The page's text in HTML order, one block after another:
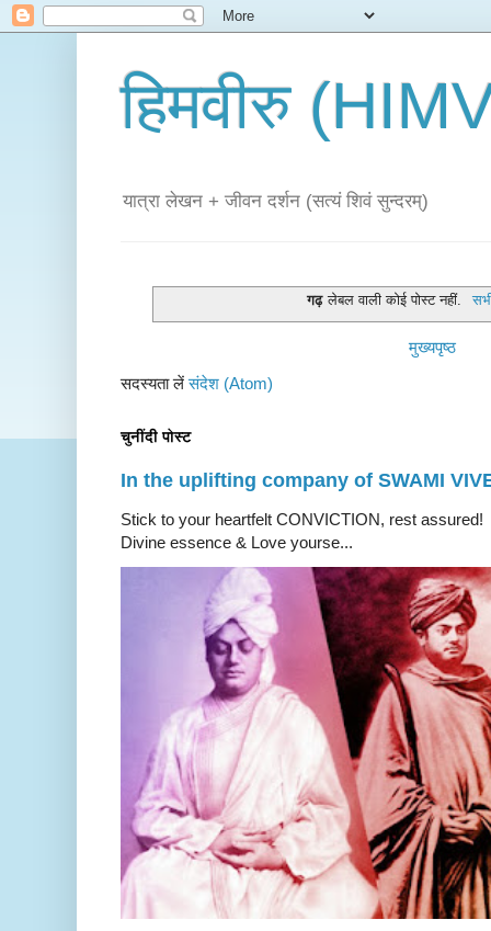
हिमवीरु
यात्रा लेखन + जीवन दर्शन (सत्यं शिवं सुन्दरम्)
गढ़ लेबल वाली कोई पोस्ट नहीं.
मुख्यपृष्ठ
सदस्यता लेंसंदेश (Atom)
चुनींदी पोस्ट
In the uplifting company of SWAMI
Stick to your heartfelt CONVICTION, rest
Divine essence & Love yourse...